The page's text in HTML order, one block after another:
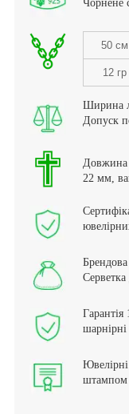
Чорнене
50 см
12 гр
Ширина
Допуск
Довжина
22 мм,
Гарантія
штампом